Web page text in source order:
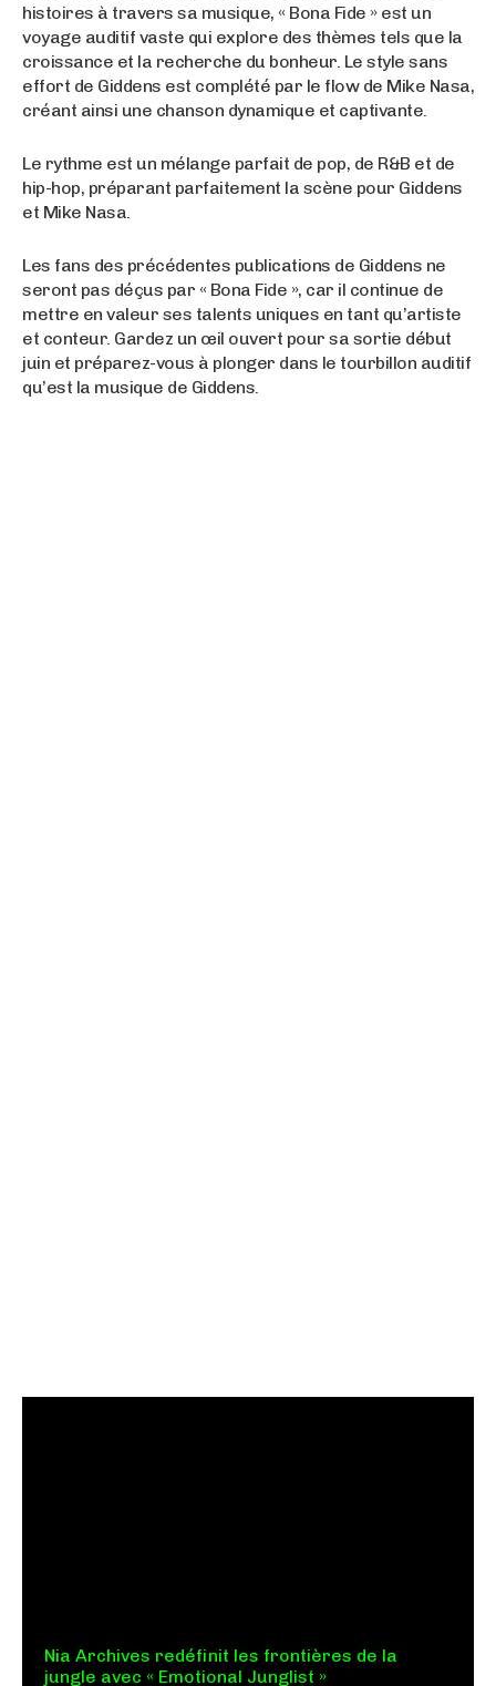
histoires à travers sa musique, « Bona Fide » est un
voyage auditif vaste qui explore des thèmes tels que la
croissance et la recherche du bonheur. Le style sans
effort de Giddens est complété par le flow de Mike Nasa,
créant ainsi une chanson dynamique et captivante.
Le rythme est un mélange parfait de pop, de R&B et de
hip-hop, préparant parfaitement la scène pour Giddens
et Mike Nasa.
Les fans des précédentes publications de Giddens ne
seront pas déçus par « Bona Fide », car il continue de
mettre en valeur ses talents uniques en tant qu’artiste
et conteur. Gardez un œil ouvert pour sa sortie début
juin et préparez-vous à plonger dans le tourbillon auditif
qu’est la musique de Giddens.
Nia Archives redéfinit les frontières de la
jungle avec « Emotional Junglist »